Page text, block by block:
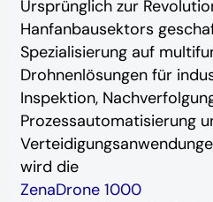
Ursprünglich zur
Hanfanbausektors
Spezialisierung auf
Drohnenlösungen für
Inspektion,
Prozessautomatisierung
wird die
ZenaDrone 1000